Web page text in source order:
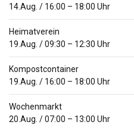
14.Aug. / 16:00 – 18:00 Uhr
Heimatverein
19.Aug. /09:30 – 12:30 Uhr
Kompostcontainer
19.Aug. / 16:00 – 18:00 Uhr
Wochenmarkt
20.Aug. /07:00 – 13:00 Uhr